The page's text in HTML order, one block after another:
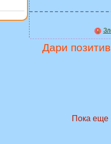
Дари
Пока еще